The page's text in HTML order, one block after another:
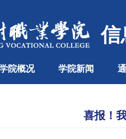
信
院概况 学院新闻
喜报！